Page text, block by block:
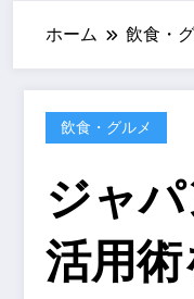
ホーム 飲食・
飲食・グルメ
ジャ
活用